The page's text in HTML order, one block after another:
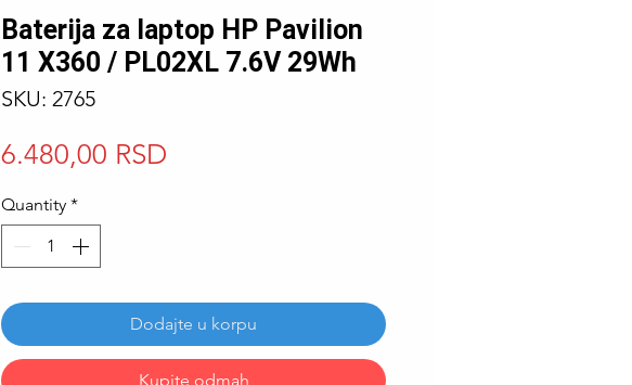
Baterija za laptop HP Pavilion
11 X360 / PL02XL 7.6V 29Wh
SKU: 2765
6.480,00 RSD
Quantity *
Dodajte u korpu
Kupite odmah